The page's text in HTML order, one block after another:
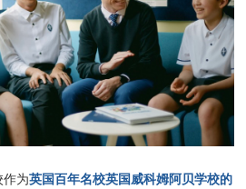
作为英国百年名校英国威科姆阿贝学校的